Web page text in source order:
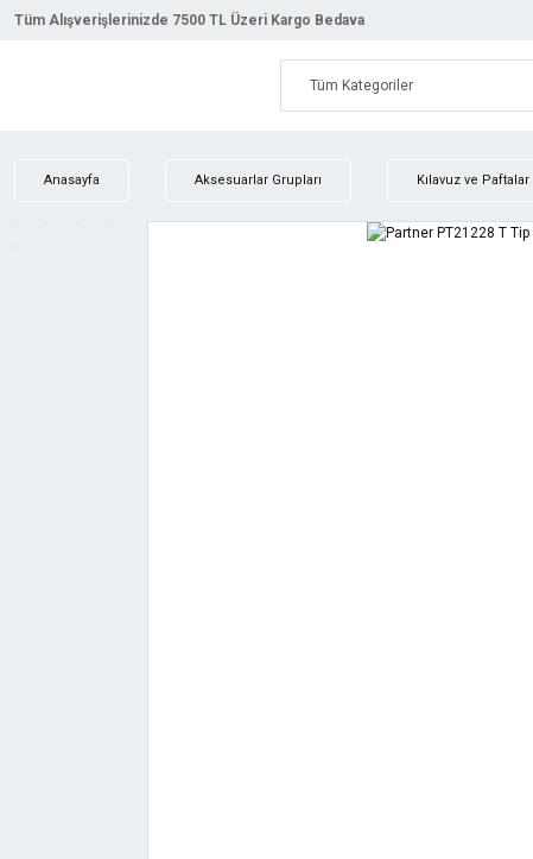
Tüm Alışverişlerinizde 7500 TL Üzeri Kargo Bedava
Anasayfa Aksesuarlar Grupları Kılavuz ve Paftalar